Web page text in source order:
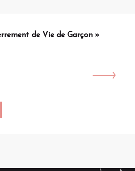
de Vie de Garçon »